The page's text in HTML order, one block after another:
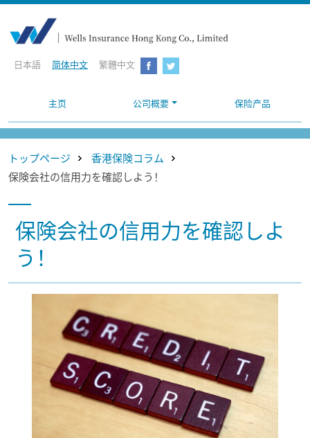
日本語 简体中文 繁體中文
主页 公司概要 保险产品
トップページ
香港保険コラム
保険会社の信用力を確認しよう！
保険会社の信用力を確認しよ
う！